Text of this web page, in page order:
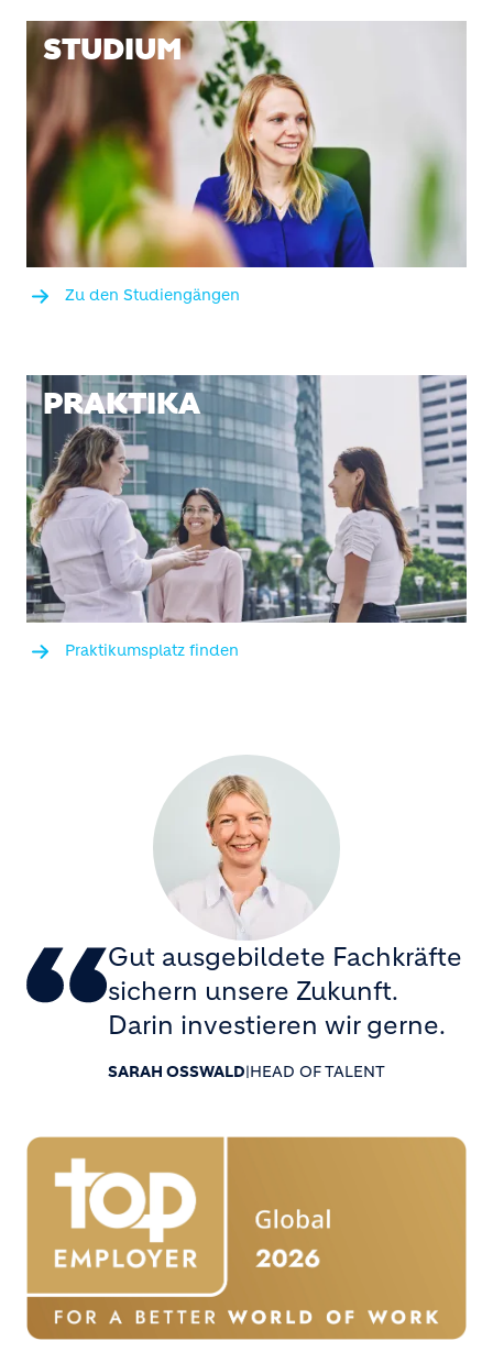
STUDIUM
Zu den Studiengängen
PRAKTIKA
Praktikumsplatz finden
Gut ausgebildete Fachkräfte
sichern unsere Zukunft.
Darin investieren wir gerne.
SARAH OSSWALD|HEAD OF TALENT